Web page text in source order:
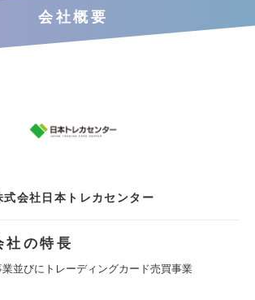
会社概要
式会社日本トレカセンター
社の特長
並びにトレーディングカード売買事業